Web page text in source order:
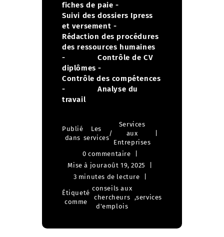
fiches de paie -
Suivi des dossiers Ipress
et versement -
Rédaction des procédures
des ressources humaines
- Contrôle de CV
diplômes -
Contrôle des compétences
- Analyse du
travail
Publié
dans
Les
services
/
Services
aux
Entreprises
0 commentaire
Mise à jouraoût 19, 2025
3 minutes de lecture
Étiqueté
comme
conseils aux
chercheurs
d'emplois
,services